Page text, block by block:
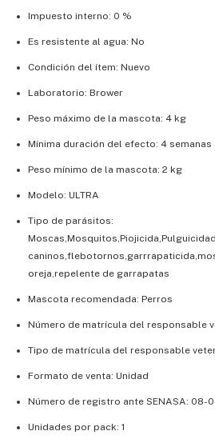
Impuesto interno: 0 %
Es resistente al agua: No
Condición del ítem: Nuevo
Laboratorio: Brower
Peso máximo de la mascota: 4 kg
Mínima duración del efecto: 4 semanas
Peso mínimo de la mascota: 2 kg
Modelo: ULTRA
Tipo de parásitos:
oreja,repelente de garrapatas
Mascota recomendada: Perros
Número de matrícula del responsable
Tipo de matrícula del responsable
Formato de venta: Unidad
Número de registro ante SENASA: 08-
Unidades por pack: 1